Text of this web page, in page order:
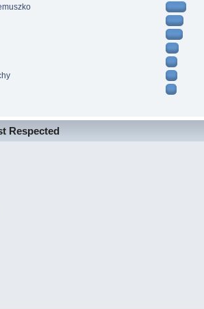
Respected